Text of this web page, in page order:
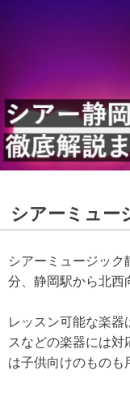
シアーミュー
シアーミュージッ
分、静岡駅から北西
レッスン可能な楽
スなどの楽器には
は子供向けのものも